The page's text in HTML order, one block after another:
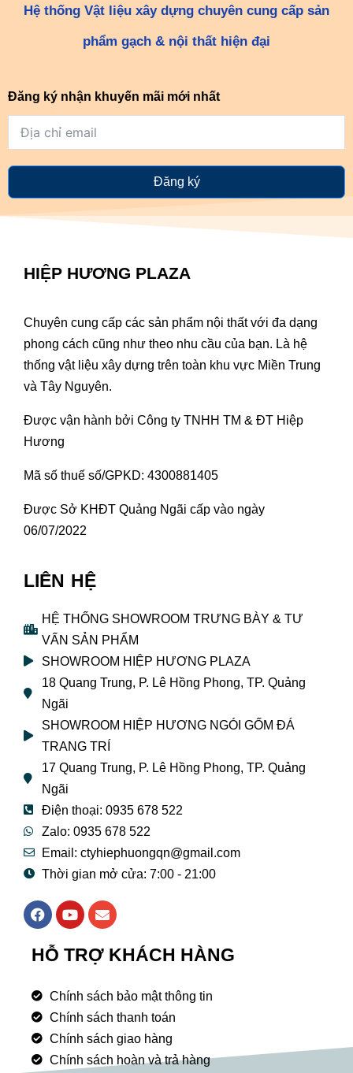
Hệ thống Vật liệu xây dựng chuyên cung cấp sản
phẩm gạch & nội thất hiện đại
Đăng ký nhận khuyến mãi mới nhất
Đăng ký
HIỆP HƯƠNG PLAZA
Chuyên cung cấp các sản phẩm nội thất với đa dạng
phong cách cũng như theo nhu cầu của bạn. Là hệ
thống vật liệu xây dựng trên toàn khu vực Miền Trung
và Tây Nguyên.
Được vận hành bởi Công ty TNHH TM & ĐT Hiệp
Hương
Mã số thuế số/GPKD: 4300881405
Được Sở KHĐT Quảng Ngãi cấp vào ngày
06/07/2022
LIÊN HỆ
HỆ THỐNG SHOWROOM TRƯNG BÀY & TƯ
VẤN SẢN PHẨM
SHOWROOM HIỆP HƯƠNG PLAZA
18 Quang Trung, P. Lê Hồng Phong, TP. Quảng
Ngãi
SHOWROOM HIỆP HƯƠNG NGÓI GỐM ĐÁ
TRANG TRÍ
17 Quang Trung, P. Lê Hồng Phong, TP. Quảng
Ngãi
Điện thoại: 0935 678 522
Zalo: 0935 678 522
Email: ctyhiephuongqn@gmail.com
Thời gian mở cửa: 7:00 - 21:00
F
a
e
b
o
k
Y
o
t
u
e
E
n
e
l
p
e
HỖ TRỢ KHÁCH HÀNG
Chính sách bảo mật thông tin
Chính sách thanh toán
Chính sách giao hàng
Chính sách hoàn và trả hàng